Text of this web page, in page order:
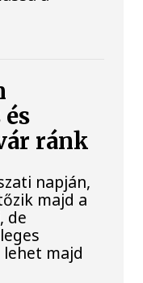
ránk
napján,
majd a
de
majd